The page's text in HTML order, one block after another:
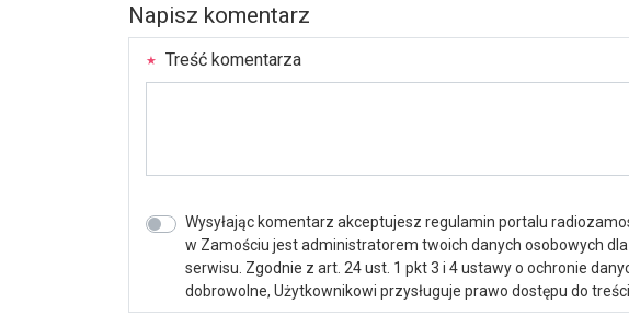
Napisz komentarz
Treść komentarza
Wysyłając komentarz akceptujesz regulamin portalu
w Zamościu jest administratorem twoich danych osobowych
serwisu. Zgodnie z art. 24 ust. 1 pkt 3 i 4 ustawy o ochronie
dobrowolne, Użytkownikowi przysługuje prawo dostępu do